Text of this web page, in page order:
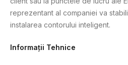
reprezentant al companiei va
instalarea contorului inteligent.
Informații Tehnice